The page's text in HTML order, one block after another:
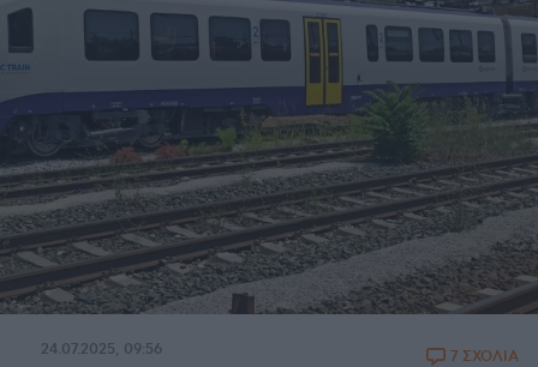
24.07.2025, 09:56 7 ΣΧΟΛΙΑ